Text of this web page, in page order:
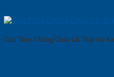
Cửa Thép Chống Cháy Có Thật Sự